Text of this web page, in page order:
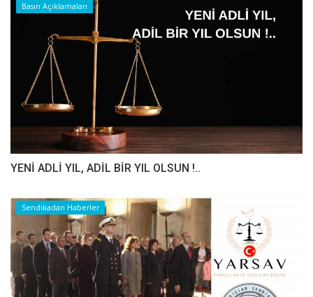
Basın Açıklamaları
YENİ ADLİ YIL, ADİL BİR YIL OLSUN !..
Sendikadan Haberler